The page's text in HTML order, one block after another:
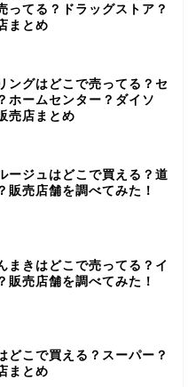
ってる？ドラッグストア？
まとめ
ングはどこで売ってる？セ
ホームセンター？ダイソ
売店まとめ
ージュはどこで買える？道
販売店舗を調べてみた！
まきはどこで売ってる？イ
販売店舗を調べてみた！
どこで買える？スーパー？
まとめ